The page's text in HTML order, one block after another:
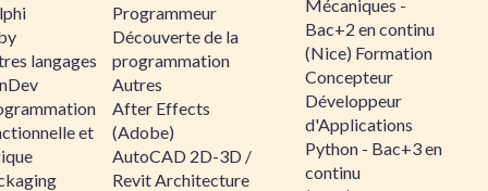
langages
et
Programmeur
Découverte de la
programmation
Autres
After Effects
(Adobe)
AutoCAD 2D-3D /
Revit Architecture
Mécaniques -
Bac+2 en continu
(Nice) Formation
Concepteur
Développeur
d'Applications
Python - Bac+3 en
continu